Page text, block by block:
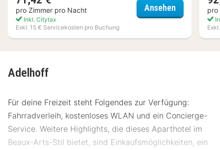
pro Zimmer pro Nacht
Inkl. Citytax
Exkl. 15 € Servicekosten pro Buchung
Ansehen Romantikpro
Adelhoff
Für deine Freizeit steht Folgendes zur Verfügung:
Fahrradverleih, kostenloses WLAN und ein Concierge-
Service. Weitere Highlights, die dieses Aparthotel im
Beaux-Arts-Stil bietet, sind Einkaufsmöglichkeiten, ein